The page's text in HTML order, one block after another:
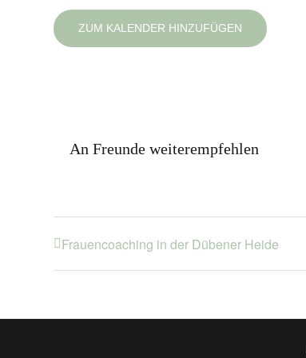
ZUM KALENDER HINZUFÜGEN
An Freunde weiterempfehlen
Frauencoaching in der Dübener Heide